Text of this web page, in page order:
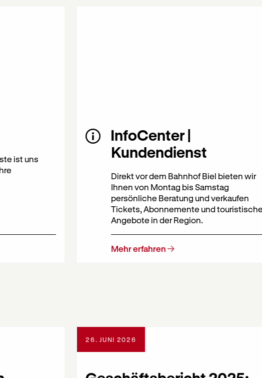
ist uns
InfoCenter |
Kundendienst
Direkt vor dem Bahnhof Biel bieten wir
Ihnen von Montag bis Samstag
persönliche Beratung und verkaufen
Tickets, Abonnemente und touristische
Angebote in der Region.
Mehr erfahren
26. JUNI 2026